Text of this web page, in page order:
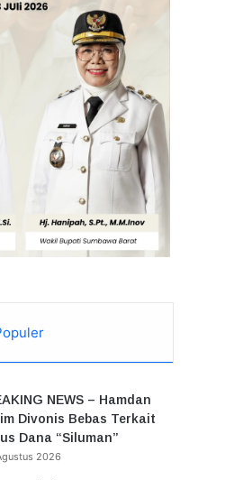
NEWS – Hamdan
Divonis Bebas Terkait
Dana “Siluman”
2026